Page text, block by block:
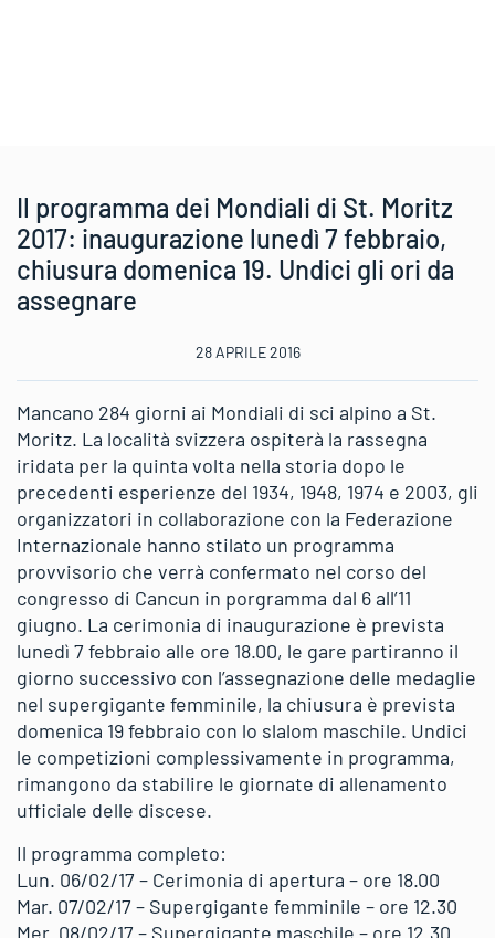
Il programma dei Mondiali di St. Moritz
2017: inaugurazione lunedì 7 febbraio,
chiusura domenica 19. Undici gli ori da
assegnare
28 APRILE 2016
Mancano 284 giorni ai Mondiali di sci alpino a St.
Moritz. La località svizzera ospiterà la rassegna
iridata per la quinta volta nella storia dopo le
precedenti esperienze del 1934, 1948, 1974 e 2003, gli
organizzatori in collaborazione con la Federazione
Internazionale hanno stilato un programma
provvisorio che verrà confermato nel corso del
congresso di Cancun in porgramma dal 6 all’11
giugno. La cerimonia di inaugurazione è prevista
lunedì 7 febbraio alle ore 18.00, le gare partiranno il
giorno successivo con l’assegnazione delle medaglie
nel supergigante femminile, la chiusura è prevista
domenica 19 febbraio con lo slalom maschile. Undici
le competizioni complessivamente in programma,
rimangono da stabilire le giornate di allenamento
ufficiale delle discese.
Il programma completo:
Lun. 06/02/17 – Cerimonia di apertura – ore 18.00
Mar. 07/02/17 – Supergigante femminile – ore 12.30
Mer. 08/02/17 – Supergigante maschile – ore 12.30